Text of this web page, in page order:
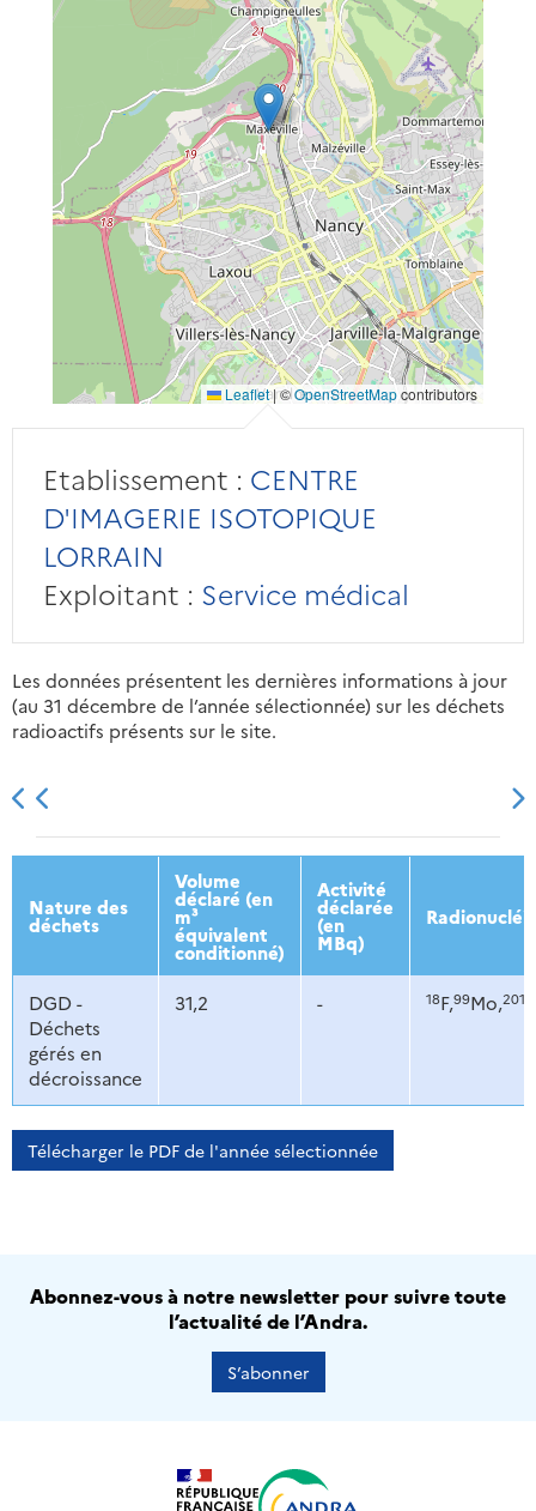
Leaflet|©OpenStreetMapcontributors
Etablissement : CENTRE
D'IMAGERIE ISOTOPIQUE
LORRAIN
Exploitant : Service médical
Les données présentent les dernières informations à jour
(au 31 décembre de l’année sélectionnée) sur les déchets
radioactifs présents sur le site.
2013 2014 2015 2016
Nature des
déchets
Volume
déclaré (en
m³
équivalent
conditionné)
Activité
déclarée
(en
MBq)
DGD -
Déchets
gérés en
décroissance
31,2 - 18F,99Mo,201
Télécharger le PDF de l'année sélectionnée
Abonnez-vous à notre newsletter pour suivre toute
l’actualité de l’Andra.
S’abonner